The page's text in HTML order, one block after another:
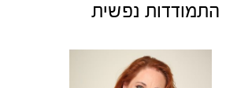
התמודדות נפשית